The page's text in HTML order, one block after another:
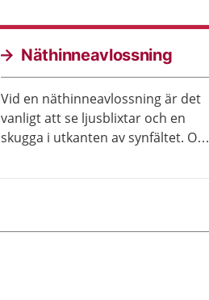
fläckar i synfältet.
Näthinneavlossning
Vid en näthinneavlossning är det
vanligt att se ljusblixtar och en
skugga i utkanten av synfältet. Om